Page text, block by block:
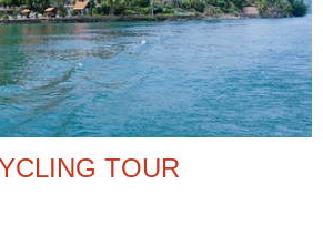
TOUR